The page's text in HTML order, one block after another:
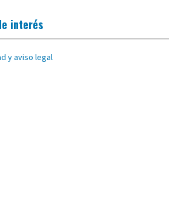
interés
y aviso legal